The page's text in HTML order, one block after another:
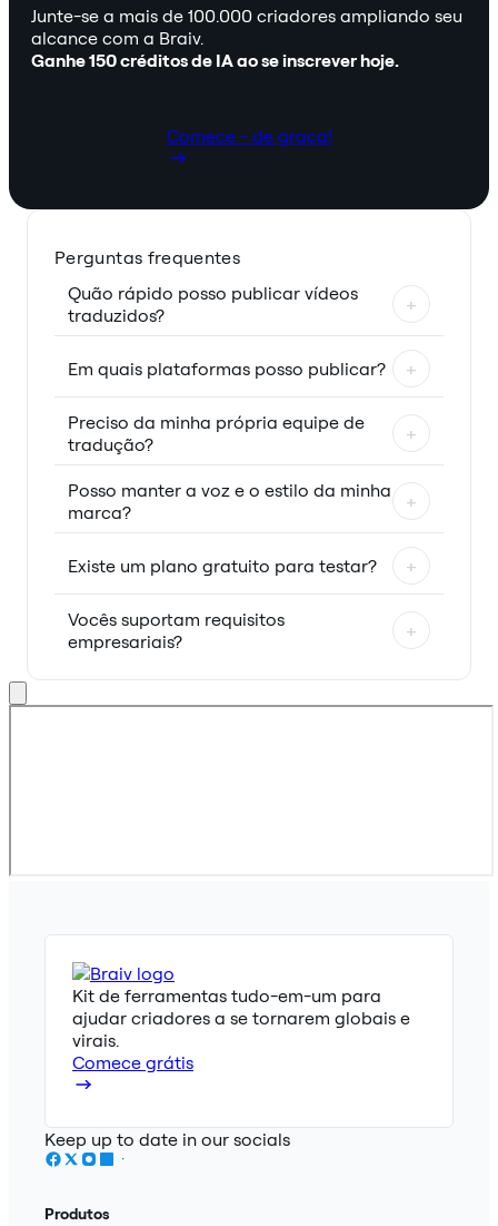
Junte-se a mais de 100.000 criadores ampliando seu
alcance com a Braiv.
Ganhe 150 créditos de IA ao se inscrever hoje.
Comece - de graça!
Perguntas frequentes
Quão rápido posso publicar vídeos
traduzidos?
+
Em quais plataformas posso publicar? +
Preciso da minha própria equipe de
tradução?
+
Posso manter a voz e o estilo da minha
marca?
+
Existe um plano gratuito para testar? +
Vocês suportam requisitos
empresariais?
+
Kit de ferramentas tudo-em-um para
ajudar criadores a se tornarem globais e
virais.
Comece grátis
Keep up to date in our socials
Produtos